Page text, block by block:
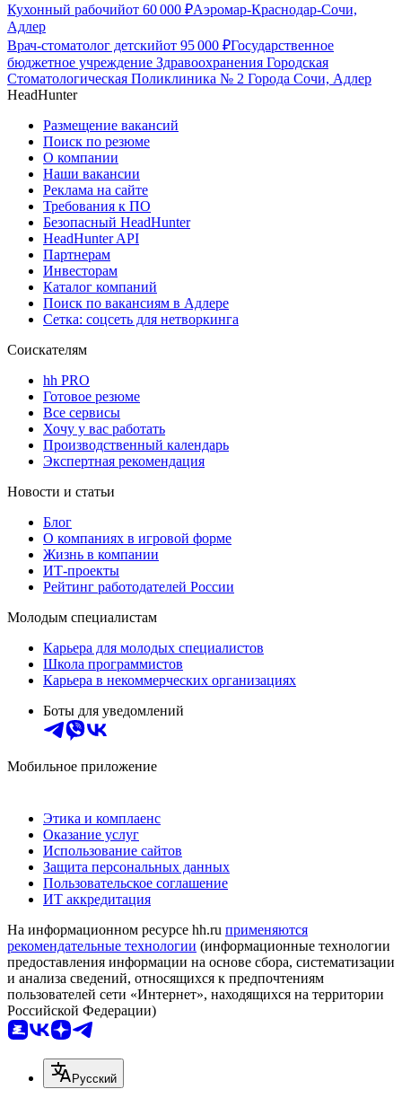
Кухонный рабочийот 60 000 ₽Аэромар-Краснодар-Сочи,
Адлер
Врач-стоматолог детскийот 95 000 ₽Государственное
бюджетное учреждение Здравоохранения Городская
Стоматологическая Поликлиника № 2 Города Сочи, Адлер
HeadHunter
Размещение вакансий
Поиск по резюме
О компании
Наши вакансии
Реклама на сайте
Требования к ПО
Безопасный HeadHunter
HeadHunter API
Партнерам
Инвесторам
Каталог компаний
Поиск по вакансиям в Адлере
Сетка: соцсеть для нетворкинга
Соискателям
hh PRO
Готовое резюме
Все сервисы
Хочу у вас работать
Производственный календарь
Экспертная рекомендация
Новости и статьи
Блог
О компаниях в игровой форме
Жизнь в компании
ИТ-проекты
Рейтинг работодателей России
Молодым специалистам
Карьера для молодых специалистов
Школа программистов
Карьера в некоммерческих организациях
Боты для уведомлений
Мобильное приложение
Этика и комплаенс
Оказание услуг
Использование сайтов
Защита персональных данных
Пользовательское соглашение
ИТ аккредитация
На информационном ресурсе hh.ru применяются
рекомендательные технологии (информационные технологии
предоставления информации на основе сбора, систематизации
и анализа сведений, относящихся к предпочтениям
пользователей сети «Интернет», находящихся на территории
Российской Федерации)
Русский